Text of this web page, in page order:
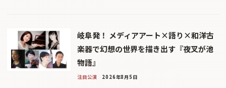
岐阜発！ メディアアート×語り×和洋古
楽器で幻想の世界を描き出す『夜叉が池
物語』
注目公演 2026年8月5日